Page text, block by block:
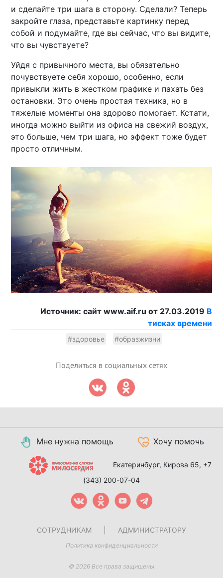
и сделайте три шага в сторону. Сделали? Теперь
закройте глаза, представьте картинку перед
собой и подумайте, где вы сейчас, что вы видите,
что вы чувствуете?
Уйдя с привычного места, вы обязательно
почувствуете себя хорошо, особенно, если
привыкли жить в жестком графике и пахать без
остановки. Это очень простая техника, но в
тяжелые моменты она здорово помогает. Кстати,
иногда можно выйти из офиса на свежий воздух,
это больше, чем три шага, но эффект тоже будет
просто отличным.
Источник: сайт www.aif.ru от 27.03.2019 В
тисках времени
#здоровье #образжизни
Поделиться в социальных сетях
Мне нужна помощь Хочу помочь
Екатеринбург, Кирова 65, +7
(343) 200-07-04
СОТРУДНИКАМ АДМИНИСТРАТОРУ
Политика конфиденциальности
© 2026 Все права защищены